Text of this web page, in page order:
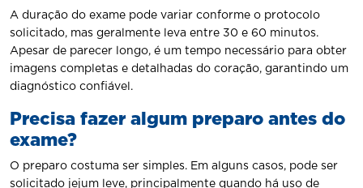
A duração do exame pode variar conforme o protocolo
solicitado, mas geralmente leva entre 30 e 60 minutos.
Apesar de parecer longo, é um tempo necessário para obter
imagens completas e detalhadas do coração, garantindo um
diagnóstico confiável.
Precisa fazer algum preparo antes do
exame?
O preparo costuma ser simples. Em alguns casos, pode ser
solicitado jejum leve, principalmente quando há uso de